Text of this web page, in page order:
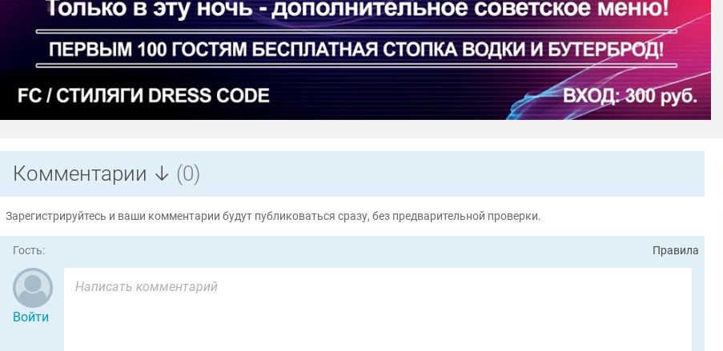
Комментарии ↓ (0)
Зарегистрируйтесь и ваши комментарии будут публиковаться сразу, без предварительной проверки.
Гость: Правила
Войти